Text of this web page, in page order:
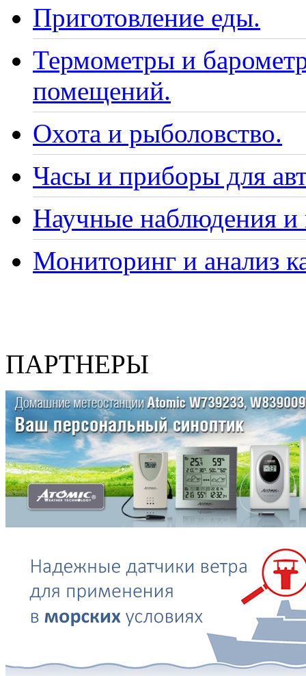
Приготовление еды.
Термометры и
помещений.
Охота и рыболовство.
Часы и приборы для
Научные наблюдения и
Мониторинг и анализ
ПАРТНЕРЫ